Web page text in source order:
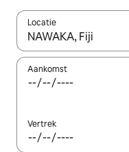
Locatie
Wanneer er
Aankomst
Vertrek